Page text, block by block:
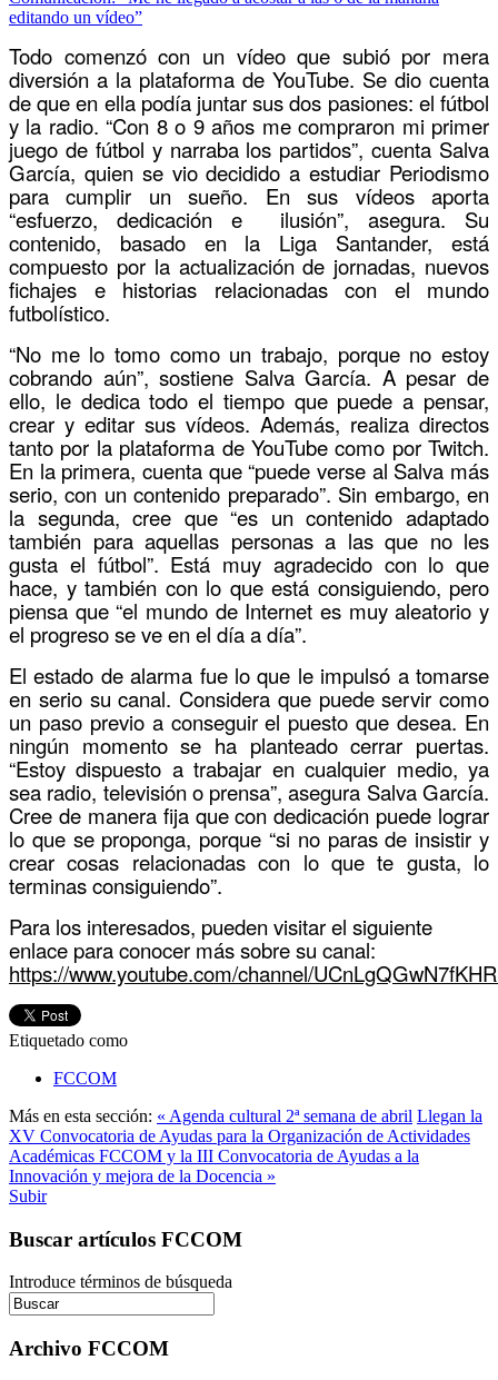
Todo comenzó con un vídeo que subió por mera
diversión a la plataforma de YouTube. Se dio cuenta
de que en ella podía juntar sus dos pasiones: el fútbol
y la radio. “Con 8 o 9 años me compraron mi primer
juego de fútbol y narraba los partidos”, cuenta Salva
García, quien se vio decidido a estudiar Periodismo
para cumplir un sueño. En sus vídeos aporta
“esfuerzo, dedicación e ilusión”, asegura. Su
contenido, basado en la Liga Santander, está
compuesto por la actualización de jornadas, nuevos
fichajes e historias relacionadas con el mundo
futbolístico.
“No me lo tomo como un trabajo, porque no estoy
cobrando aún”, sostiene Salva García. A pesar de
ello, le dedica todo el tiempo que puede a pensar,
crear y editar sus vídeos. Además, realiza directos
tanto por la plataforma de YouTube como por Twitch.
En la primera, cuenta que “puede verse al Salva más
serio, con un contenido preparado”. Sin embargo, en
la segunda, cree que “es un contenido adaptado
también para aquellas personas a las que no les
gusta el fútbol”. Está muy agradecido con lo que
hace, y también con lo que está consiguiendo, pero
piensa que “el mundo de Internet es muy aleatorio y
el progreso se ve en el día a día”.
El estado de alarma fue lo que le impulsó a tomarse
en serio su canal. Considera que puede servir como
un paso previo a conseguir el puesto que desea. En
ningún momento se ha planteado cerrar puertas.
“Estoy dispuesto a trabajar en cualquier medio, ya
sea radio, televisión o prensa”, asegura Salva García.
Cree de manera fija que con dedicación puede lograr
lo que se proponga, porque “si no paras de insistir y
crear cosas relacionadas con lo que te gusta, lo
terminas consiguiendo”.
Para los interesados, pueden visitar el siguiente
enlace para conocer más sobre su canal:
https://www.youtube.com/channel/
Etiquetado como
FCCOM
Más en esta sección: « Agenda cultural 2ª semana de abril Llegan la
XV Convocatoria de Ayudas para la Organización de Actividades
Académicas FCCOM y la III Convocatoria de Ayudas a la
Innovación y mejora de la Docencia »
Subir
Buscar artículos FCCOM
Introduce términos de búsqueda
Archivo FCCOM